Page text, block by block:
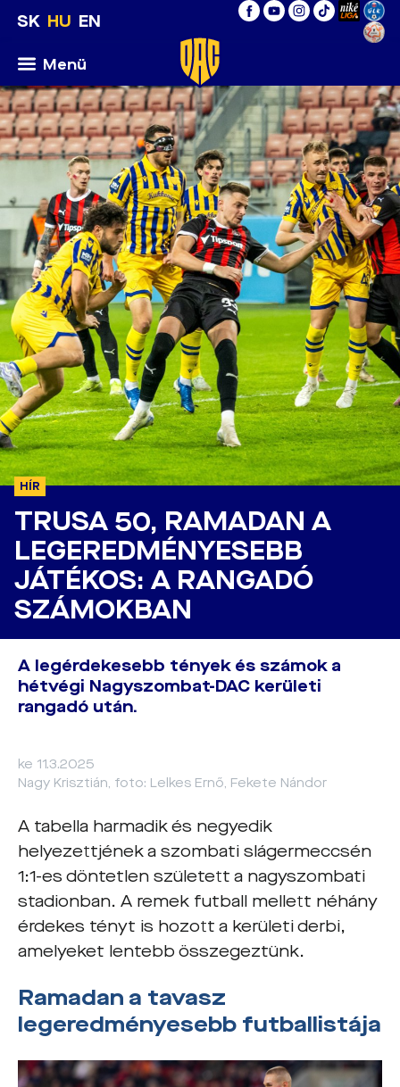
SK HU EN
Menü
HÍR
TRUSA 50, RAMADAN A
LEGEREDMÉNYESEBB
JÁTÉKOS: A RANGADÓ
SZÁMOKBAN
A legérdekesebb tények és számok a
hétvégi Nagyszombat-DAC kerületi
rangadó után.
ke 11.3.2025
Nagy Krisztián, foto: Lelkes Ernő, Fekete Nándor
A tabella harmadik és negyedik
helyezettjének a szombati slágermeccsén
1:1-es döntetlen született a nagyszombati
stadionban. A remek futball mellett néhány
érdekes tényt is hozott a kerületi derbi,
amelyeket lentebb összegeztünk.
Ramadan a tavasz
legeredményesebb futballistája